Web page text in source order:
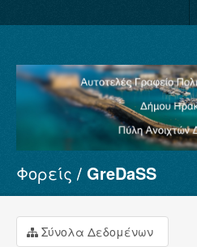
Σύνολα Δεδομένων
Φορείς
Ομάδες
Φορείς GreDaSS
Σύνολα Δεδομένων